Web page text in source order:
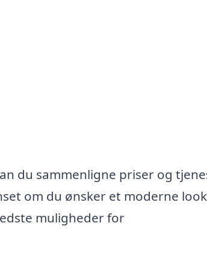
du sammenligne priser og
om du ønsker et moderne
muligheder for